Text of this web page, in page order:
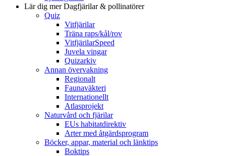
Lär dig merDagfjärilar & pollinatörer
Quiz
Vitfjärilar
Träna raps/kål/rov
VitfjärilarSpeed
Juvela vingar
Quizarkiv
Annan övervakning
Regionalt
Faunaväkteri
Internationellt
Atlasprojekt
Naturvård och fjärilar
EUs habitatdirektiv
Arter med åtgärdsprogram
Böcker, appar, material och länktips
Boktips